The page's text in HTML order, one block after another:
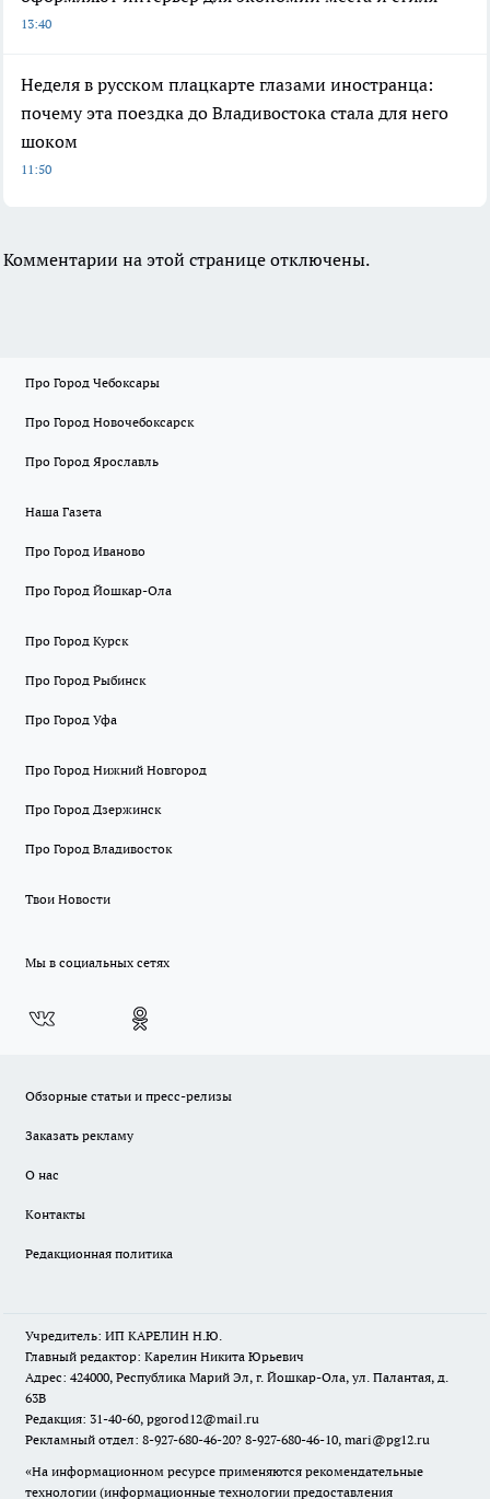
13:40
Неделя в русском плацкарте глазами иностранца:
почему эта поездка до Владивостока стала для него
шоком
11:50
Комментарии на этой странице отключены.
Про Город Чебоксары
Про Город Новочебоксарск
Про Город Ярославль
Наша Газета
Про Город Иваново
Про Город Йошкар-Ола
Про Город Курск
Про Город Рыбинск
Про Город Уфа
Про Город Нижний Новгород
Про Город Дзержинск
Про Город Владивосток
Твои Новости
Мы в социальных сетях
Обзорные статьи и пресс-релизы
Заказать рекламу
О нас
Контакты
Редакционная политика
Учредитель: ИП КАРЕЛИН Н.Ю.
Главный редактор: Карелин Никита Юрьевич
Адрес: 424000, Республика Марий Эл, г. Йошкар-Ола, ул. Палантая, д.
63В
Редакция: 31-40-60, pgorod12@mail.ru
Рекламный отдел: 8-927-680-46-20? 8-927-680-46-10, mari@pg12.ru
«На информационном ресурсе применяются рекомендательные
технологии (информационные технологии предоставления